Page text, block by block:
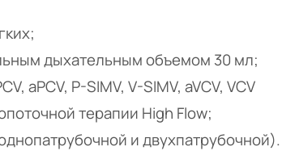
дыхательным объемом 30 мл;
aPCV, P-SIMV, V-SIMV, aVCV, VCV
терапии High Flow;
и двухпатрубочной).